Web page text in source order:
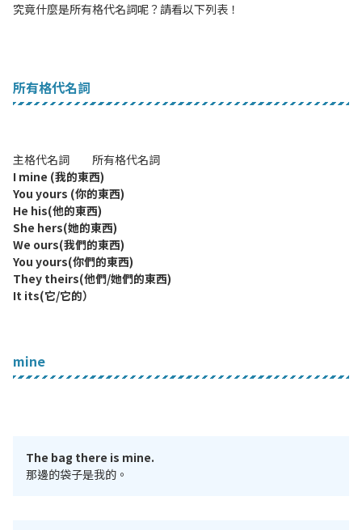
究竟什麼是所有格代名詞呢？請看以下列表！
所有格代名詞
主格代名詞 所有格代名詞
I mine (我的東西)
You yours (你的東西)
He his(他的東西)
She hers(她的東西)
We ours(我們的東西)
You yours(你們的東西)
They theirs(他們/她們的東西)
It its(它/它的）
mine
The bag there is mine.
那邊的袋子是我的。